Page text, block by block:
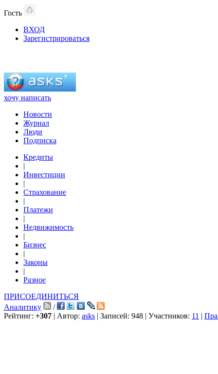
Гость
ВХОД
Зарегистрироваться
хочу написать
Новости
Журнал
Люди
Подписка
Кредиты
|
Инвестиции
|
Страхование
|
Платежи
|
Недвижимость
|
Бизнес
|
Законы
|
Разное
ПРИСОЕДИНИТЬСЯ
Аналитику
/
Рейтинг: +307 | Автор: asks | Записей: 948 | Участников: 11 |